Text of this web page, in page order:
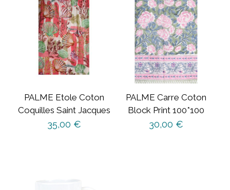
PALME Etole Coton
Coquilles Saint Jacques
35,00 €
PALME Carre Coton
Block Print 100*100
30,00 €